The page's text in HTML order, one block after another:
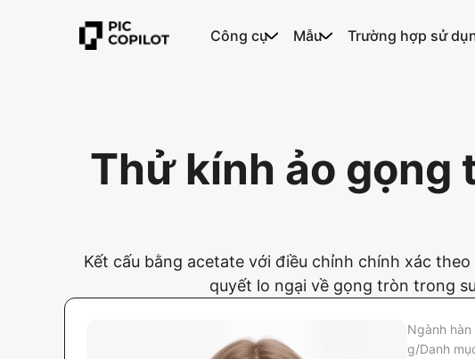
Công cụ Mẫu Trường hợp sử
Thử kính ảo gọng
Kết cấu bằng acetate với điều chỉnh chính xác
quyết lo ngại về gọng tròn trong
Ngành hàn
g/Danh